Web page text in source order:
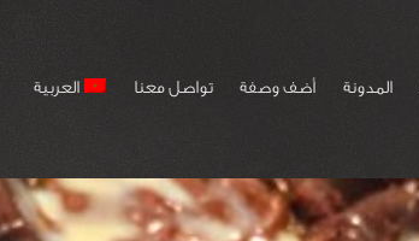
المدونة أضف وصفة تواصل معنا العربية